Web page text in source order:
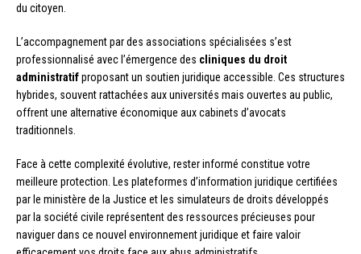
du citoyen.
L’accompagnement par des associations spécialisées s’est
professionnalisé avec l’émergence des cliniques du droit
administratifproposant un soutien juridique accessible. Ces structures
hybrides, souvent rattachées aux universités mais ouvertes au public,
offrent une alternative économique aux cabinets d’avocats
traditionnels.
Face à cette complexité évolutive, rester informé constitue votre
meilleure protection. Les plateformes d’information juridique certifiées
par le ministère de la Justice et les simulateurs de droits développés
par la société civile représentent des ressources précieuses pour
naviguer dans ce nouvel environnement juridique et faire valoir